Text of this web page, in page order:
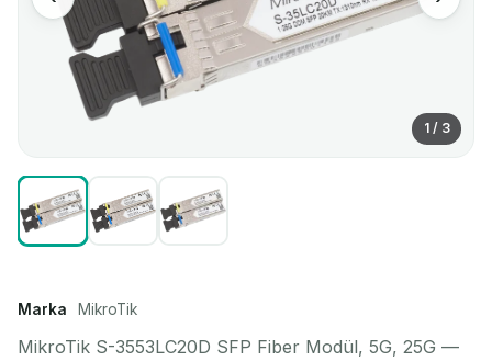
1 / 3
Marka MikroTik
MikroTik S-3553LC20D SFP Fiber Modül, 5G, 25G —